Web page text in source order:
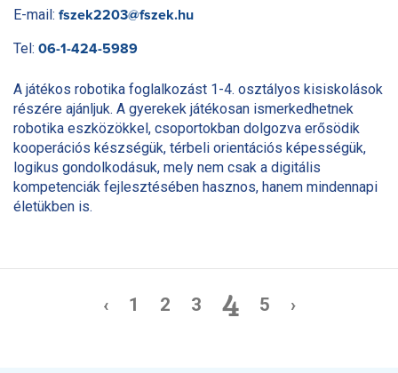
E-mail: fszek2203@fszek.hu
Tel: 06-1-424-5989
A játékos robotika foglalkozást 1-4. osztályos kisiskolások
részére ajánljuk. A gyerekek játékosan ismerkedhetnek
robotika eszközökkel, csoportokban dolgozva erősödik
kooperációs készségük, térbeli orientációs képességük,
logikus gondolkodásuk, mely nem csak a digitális
kompetenciák fejlesztésében hasznos, hanem mindennapi
életükben is.
‹ 1 2 3 4 5 ›